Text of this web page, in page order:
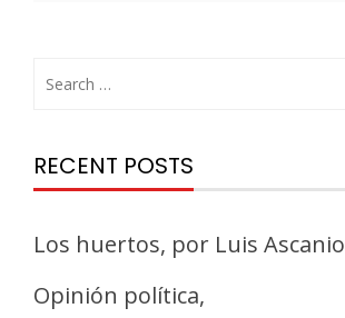
RECENT POSTS
Los huertos, por Luis Ascanio
Opinión política,